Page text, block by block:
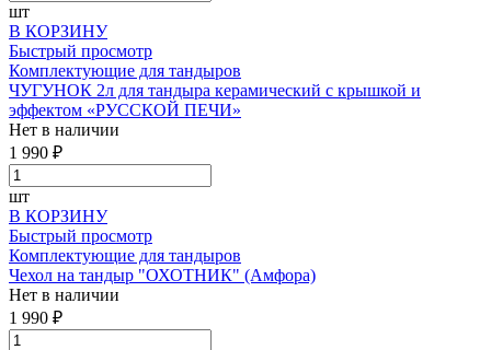
шт
В КОРЗИНУ
Быстрый просмотр
Комплектующие для тандыров
ЧУГУНОК 2л для тандыра керамический с крышкой и
эффектом «РУССКОЙ ПЕЧИ»
Нет в наличии
1 990 ₽
шт
В КОРЗИНУ
Быстрый просмотр
Комплектующие для тандыров
Чехол на тандыр "ОХОТНИК" (Амфора)
Нет в наличии
1 990 ₽